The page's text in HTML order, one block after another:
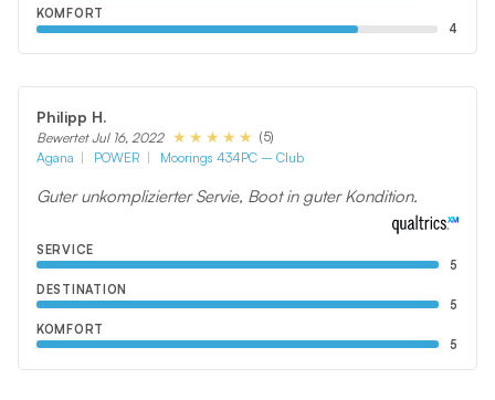
KOMFORT
4
Philipp H.
Bewertet Jul 16, 2022
(5)
Agana
POWER Moorings 434PC – Club
Guter unkomplizierter Servie, Boot in guter Kondition.
SERVICE
5
DESTINATION
5
KOMFORT
5